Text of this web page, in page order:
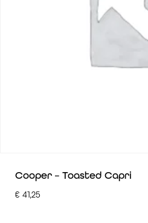
Cooper – Toasted Capri
€ 41,25